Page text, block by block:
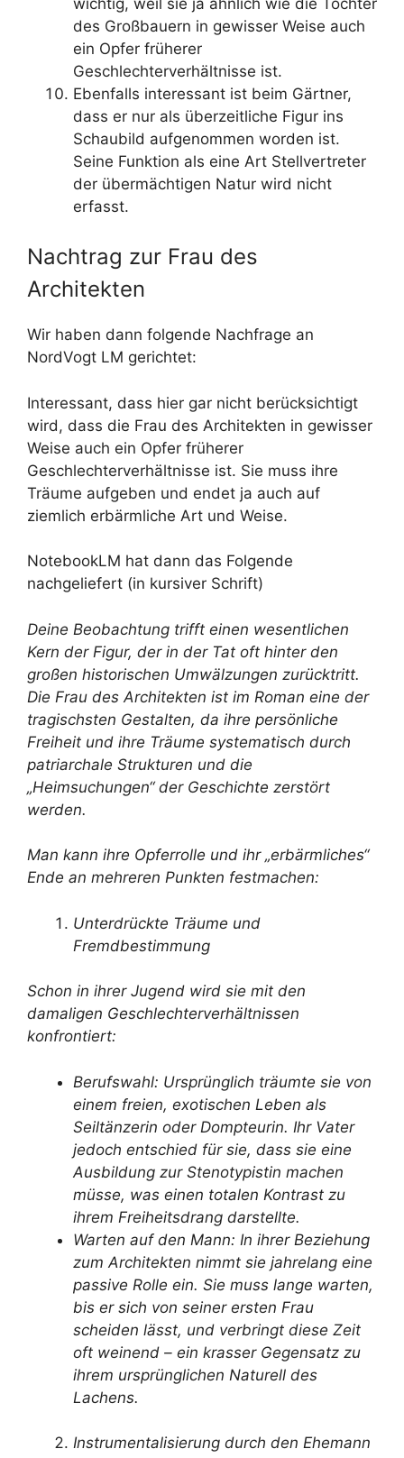
des Großbauern in gewisser Weise auch
ein Opfer früherer
Geschlechterverhältnisse ist.
Ebenfalls interessant ist beim Gärtner,
dass er nur als überzeitliche Figur ins
Schaubild aufgenommen worden ist.
Seine Funktion als eine Art Stellvertreter
der übermächtigen Natur wird nicht
erfasst.
Nachtrag zur Frau des
Architekten
Wir haben dann folgende Nachfrage an
NordVogt LM gerichtet:
Interessant, dass hier gar nicht berücksichtigt
wird, dass die Frau des Architekten in gewisser
Weise auch ein Opfer früherer
Geschlechterverhältnisse ist. Sie muss ihre
Träume aufgeben und endet ja auch auf
ziemlich erbärmliche Art und Weise.
NotebookLM hat dann das Folgende
nachgeliefert (in kursiver Schrift)
Deine Beobachtung trifft einen wesentlichen
Kern der Figur, der in der Tat oft hinter den
großen historischen Umwälzungen zurücktritt.
Die Frau des Architekten ist im Roman eine der
tragischsten Gestalten, da ihre persönliche
Freiheit und ihre Träume systematisch durch
patriarchale Strukturen und die
„Heimsuchungen“ der Geschichte zerstört
werden.
Man kann ihre Opferrolle und ihr „erbärmliches“
Ende an mehreren Punkten festmachen:
Unterdrückte Träume und
Fremdbestimmung
Schon in ihrer Jugend wird sie mit den
damaligen Geschlechterverhältnissen
konfrontiert:
Berufswahl: Ursprünglich träumte sie von
einem freien, exotischen Leben als
Seiltänzerin oder Dompteurin. Ihr Vater
jedoch entschied für sie, dass sie eine
Ausbildung zur Stenotypistin machen
müsse, was einen totalen Kontrast zu
ihrem Freiheitsdrang darstellte.
Warten auf den Mann: In ihrer Beziehung
zum Architekten nimmt sie jahrelang eine
passive Rolle ein. Sie muss lange warten,
bis er sich von seiner ersten Frau
scheiden lässt, und verbringt diese Zeit
oft weinend – ein krasser Gegensatz zu
ihrem ursprünglichen Naturell des
Lachens.
Instrumentalisierung durch den Ehemann